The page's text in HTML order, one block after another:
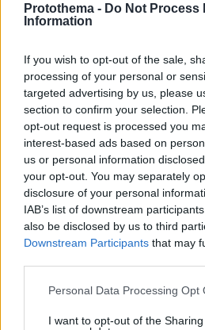
Protothema - Do Not Process
Information
If you wish to opt-out of the sale,
processing of your personal or
targeted advertising by us, please
section to confirm your selection.
opt-out request is processed you
interest-based ads based on
us or personal information
your opt-out. You may separately
disclosure of your personal
IAB’s list of downstream
also be disclosed by us to third
Downstream Participants that may
Please note that this website/app
not limited to your visit or usage
Personal Data Processing Opt
I want to opt-out of the
ΣΧΌΛΙΟ *
Απομένουν 2500χαρακτήρες